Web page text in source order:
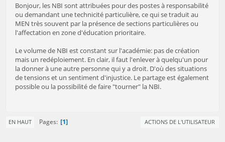
Bonjour, les NBI sont attribuées pour des postes à responsabilité
ou demandant une technicité particulière, ce qui se traduit au
MEN très souvent par la présence de sections particulières ou
l'affectation en zone d'éducation prioritaire.
Le volume de NBI est constant sur l'académie: pas de création
mais un redéploiement. En clair, il faut l'enlever à quelqu'un pour
la donner à une autre personne qui y a droit. D'où des situations
de tensions et un sentiment d'injustice. Le partage est également
possible ou la possibilité de faire "tourner" la NBI.
EN HAUT Pages 1 ACTIONS DE L'UTILISATEUR